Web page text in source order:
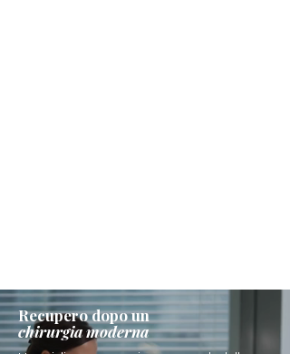
Recupero dopo un
chirurgia moderna